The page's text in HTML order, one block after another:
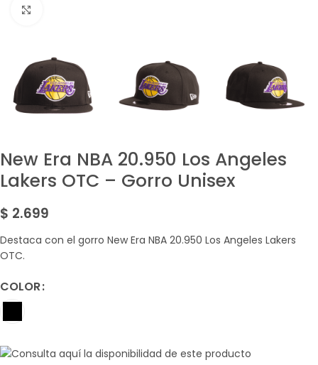
New Era NBA 20.950 Los Angeles
Lakers OTC – Gorro Unisex
$ 2.699
Destaca con el gorro New Era NBA 20.950 Los Angeles Lakers
OTC.
COLOR